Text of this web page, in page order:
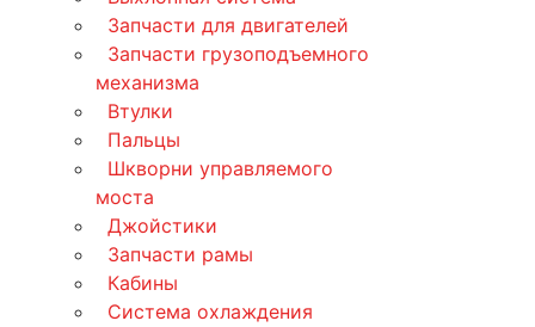
Запчасти для двигателей
Запчасти грузоподъемного
механизма
Втулки
Пальцы
Шкворни управляемого
моста
Джойстики
Запчасти рамы
Кабины
Система охлаждения